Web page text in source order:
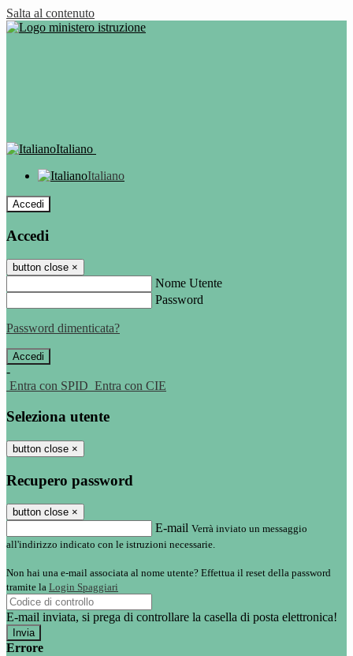
Salta al contenuto
Italiano
Italiano
Accedi
Accedi
button close ×
Nome Utente
Password
Password dimenticata?
-
Entra con SPID Entra con CIE
Seleziona utente
button close ×
Recupero password
button close ×
E-mail Verrà inviato un messaggio
all'indirizzo indicato con le istruzioni necessarie.
Non hai una e-mail associata al nome utente? Effettua il reset della password
tramite la Login Spaggiari
E-mail inviata, si prega di controllare la casella di posta elettronica!
Errore